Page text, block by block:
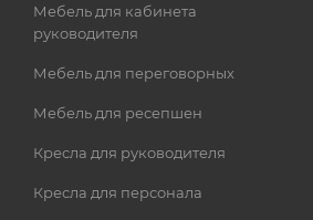
Мебель для кабинета
руководителя
Мебель для переговорных
Мебель для ресепшен
Кресла для руководителя
Кресла для персонала